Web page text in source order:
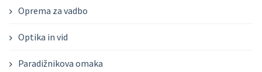
Oprema za vadbo
Optika in vid
Paradižnikova omaka